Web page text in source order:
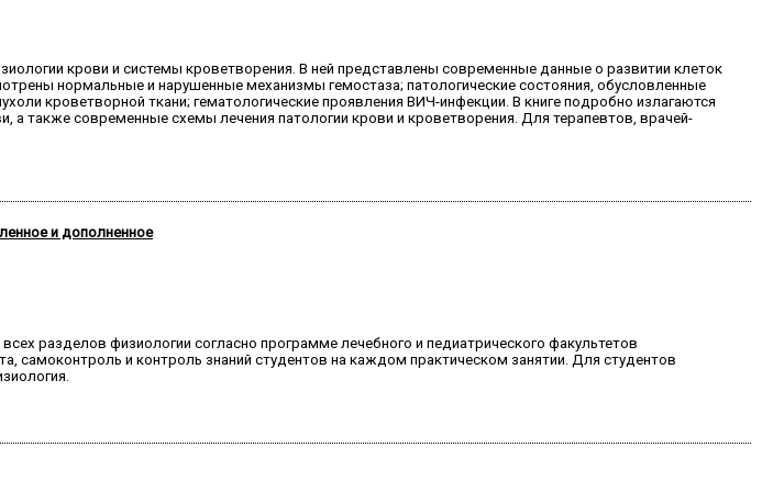
крови и системы кроветворения. В ней представлены современные данные о развитии клеток
нормальные и нарушенные механизмы гемостаза; патологические состояния, обусловленные
кроветворной ткани; гематологические проявления ВИЧ-инфекции. В книге подробно излагаются
также современные схемы лечения патологии крови и кроветворения. Для терапевтов, врачей-
и дополненное
разделов физиологии согласно программе лечебного и педиатрического факультетов
самоконтроль и контроль знаний студентов на каждом практическом занятии. Для студентов